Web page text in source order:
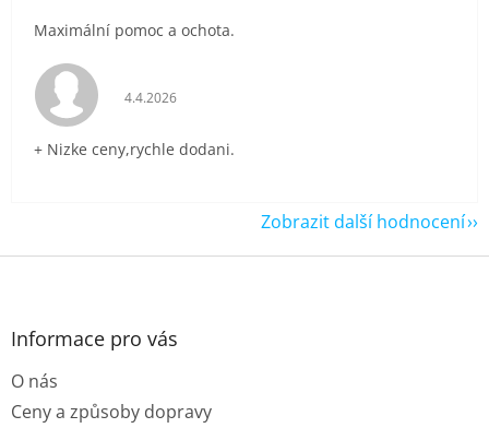
Maximální pomoc a ochota.
Hodnocení obchodu je 5 z 5 hvězdiček.
4.4.2026
+ Nizke ceny,rychle dodani.
Zobrazit další hodnocení
Z
Informace pro vás
O nás
Ceny a způsoby dopravy